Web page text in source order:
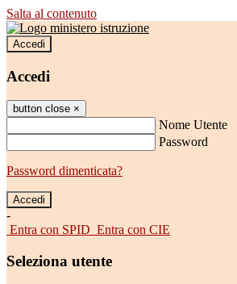
Salta al contenuto
Accedi
Accedi
button close ×
Nome Utente
Password
Password dimenticata?
-
Entra con SPID Entra con CIE
Seleziona utente